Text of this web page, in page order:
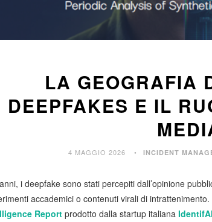
LA GEOGRAFIA
DEEPFAKES E IL
4 MAGGIO 2026 INCIDENT
i deepfake sono stati percepiti dall’opinione
accademici o contenuti virali di
Reportprodotto dalla startup italiana IdentifAI